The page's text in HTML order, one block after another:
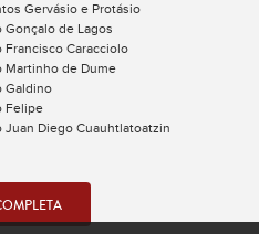
Gervásio e Protásio
Gonçalo de Lagos
Francisco Caracciolo
Martinho de Dume
Galdino
Felipe
Juan Diego Cuauhtlatoatzin